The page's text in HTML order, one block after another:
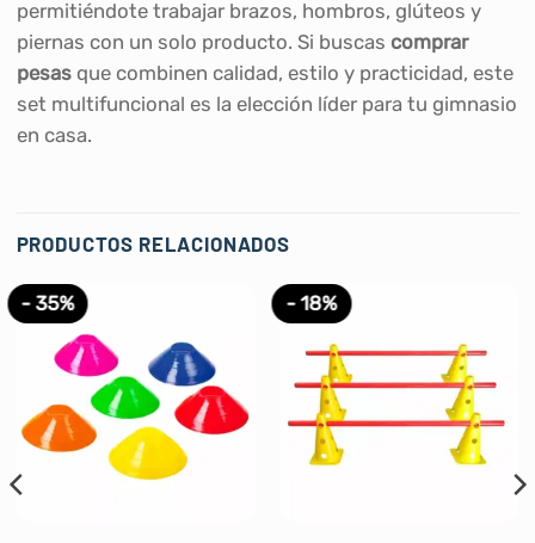
permitiéndote trabajar brazos, hombros, glúteos y
piernas con un solo producto. Si buscas comprar
pesas que combinen calidad, estilo y practicidad, este
set multifuncional es la elección líder para tu gimnasio
en casa.
PRODUCTOS RELACIONADOS
- 35% - 18%